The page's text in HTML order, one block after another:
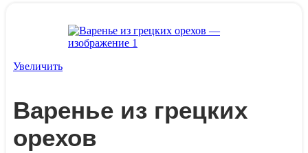
Увеличить
Варенье из грецких
орехов